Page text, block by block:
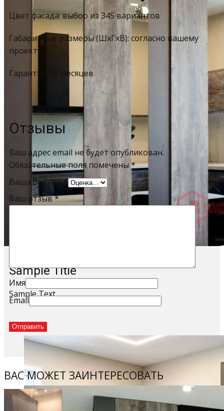
Sample Title
Sample Text
Цвет фасада: выбор из 345 вариантов
Габаритные размеры (ШхГхВ): согласно вашему
проекту
Гарантия: 18 месяцев
Отзывы
Ваш адрес email не будет опубликован.
Обязательные поля помечены*
Ваша оценка*
Ваш отзыв*
Имя
Email
ВАС МОЖЕТ ЗАИНТЕРЕСОВАТЬ